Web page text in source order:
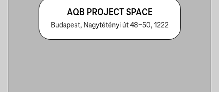
AQB PROJECT SPACE
Budapest, Nagytétényi út 48-50, 1222